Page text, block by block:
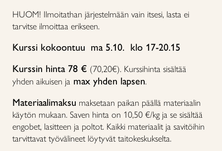
HUOM! Ilmoitathan järjestelmään vain itsesi, lasta ei
tarvitse ilmoittaa erikseen.
Kurssi kokoontuu ma 5.10. klo 17-20.15
Kurssin hinta 78 € (70,20€). Kurssihinta sisältää
yhden aikuisen ja max yhden lapsen.
Materiaalimaksu maksetaan paikan päällä materiaalin
käytön mukaan. Saven hinta on 10,50 €/kg ja se sisältää
engobet, lasitteen ja poltot. Kaikki materiaalit ja savitöihin
tarvittavat työvälineet löytyvät taitokeskukselta.